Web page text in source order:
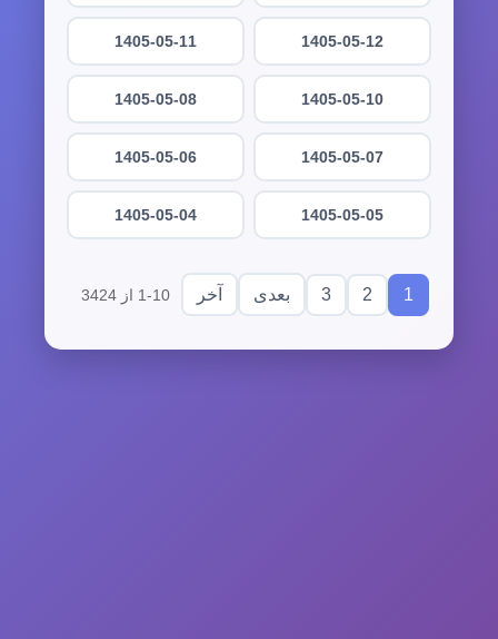
1405-05-12
1405-05-11
1405-05-10
1405-05-08
1405-05-07
1405-05-06
1405-05-05
1405-05-04
1
2
3 بعدی آخر 1-10 از 3424